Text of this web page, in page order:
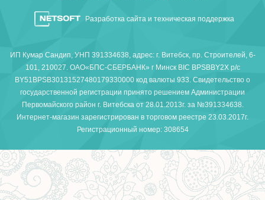
Разработка сайта и техническая поддержка
ИП Кумар Сандип, УНП 391334638, адрес: г. Витебск, пр. Строителей, 6-
101, 210027. ОАО«БПС-СБЕРБАНК» г Минск BIC BPSBBY2X р/с
BY51BPSB30131527480179330000 код валюты 933. Свидетельство о
государственной регистрации принято решением Администрации
Первомайского район г. Витебска от 28.01.2013г. за №391334638.
Интернет-магазин зарегистрирован в торговом реестре 23.03.2017г.
Регистрационный номер: 308654